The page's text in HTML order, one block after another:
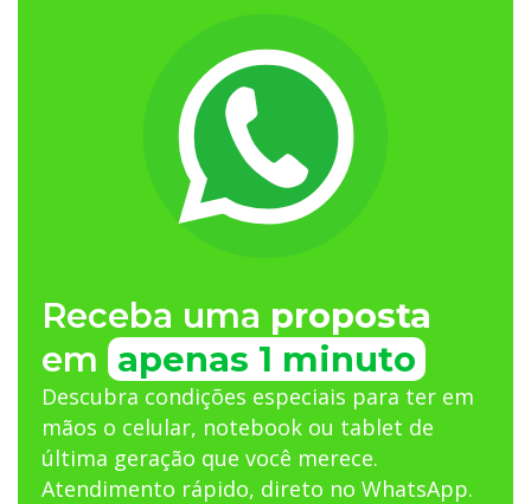
Receba uma proposta
em apenas 1 minuto
Descubra condições especiais para ter em
mãos o celular, notebook ou tablet de
última geração que você merece.
Atendimento rápido, direto no WhatsApp.